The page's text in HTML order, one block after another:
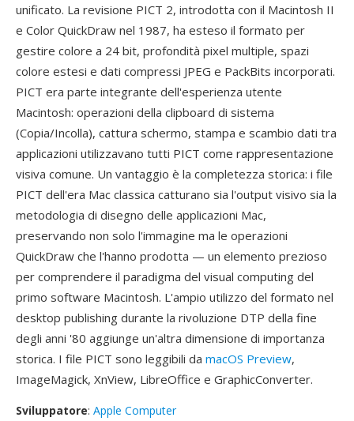
unificato. La revisione PICT 2, introdotta con il Macintosh II
e Color QuickDraw nel 1987, ha esteso il formato per
gestire colore a 24 bit, profondità pixel multiple, spazi
colore estesi e dati compressi JPEG e PackBits incorporati.
PICT era parte integrante dell'esperienza utente
Macintosh: operazioni della clipboard di sistema
(Copia/Incolla), cattura schermo, stampa e scambio dati tra
applicazioni utilizzavano tutti PICT come rappresentazione
visiva comune. Un vantaggio è la completezza storica: i file
PICT dell'era Mac classica catturano sia l'output visivo sia la
metodologia di disegno delle applicazioni Mac,
preservando non solo l'immagine ma le operazioni
QuickDraw che l'hanno prodotta — un elemento prezioso
per comprendere il paradigma del visual computing del
primo software Macintosh. L'ampio utilizzo del formato nel
desktop publishing durante la rivoluzione DTP della fine
degli anni '80 aggiunge un'altra dimensione di importanza
storica. I file PICT sono leggibili da macOS Preview,
ImageMagick, XnView, LibreOffice e GraphicConverter.
Sviluppatore: Apple Computer